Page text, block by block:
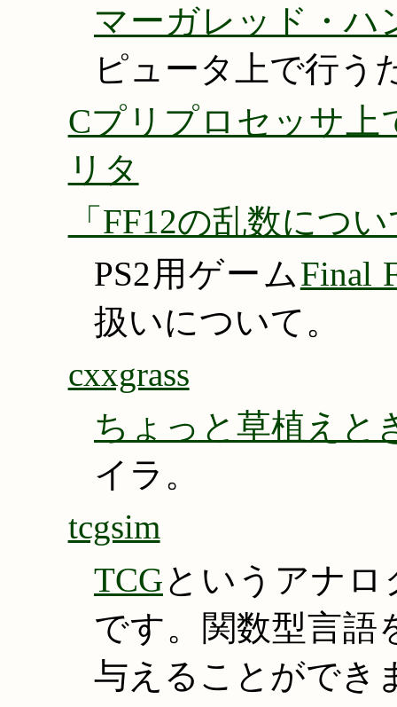
マーガレッド・ハ
ピュータ上で行う
Cプリプロセッサ上
リタ
「FF12の乱数につ
PS2用ゲームFinal
扱いについて。
cxxgrass
ちょっと草植えと
イラ。
tcgsim
TCGというアナロ
です。関数型言語
与えることができ